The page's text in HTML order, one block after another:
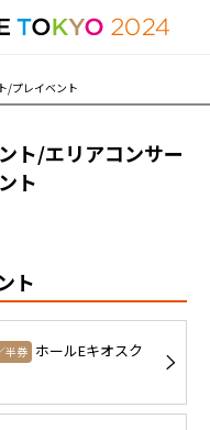
/プレイベント
ト/エリアコンサー
ト
ト
半券 ホールEキオスク